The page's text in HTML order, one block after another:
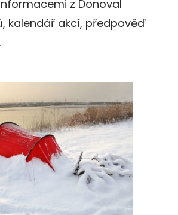
z Donoval
kalendář akcí, předpověď